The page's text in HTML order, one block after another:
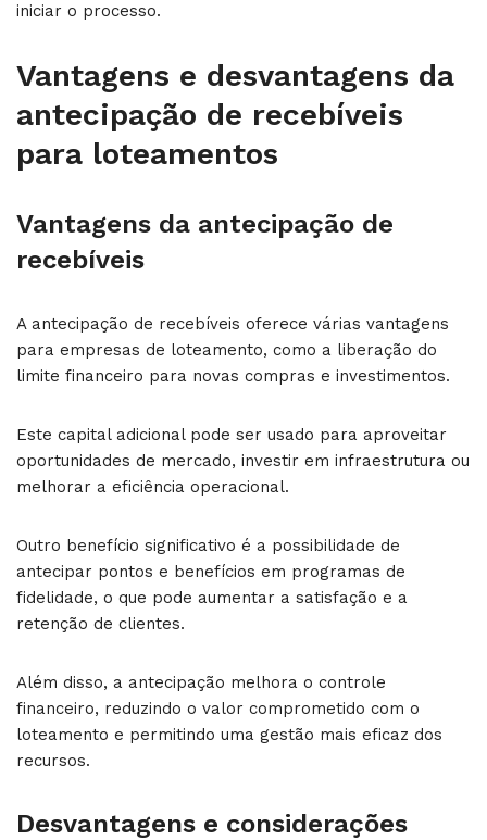
iniciar o processo.
Vantagens e desvantagens da
antecipação de recebíveis
para loteamentos
Vantagens da antecipação de
recebíveis
A antecipação de recebíveis oferece várias vantagens
para empresas de loteamento, como a liberação do
limite financeiro para novas compras e investimentos.
Este capital adicional pode ser usado para aproveitar
oportunidades de mercado, investir em infraestrutura ou
melhorar a eficiência operacional.
Outro benefício significativo é a possibilidade de
antecipar pontos e benefícios em programas de
fidelidade, o que pode aumentar a satisfação e a
retenção de clientes.
Além disso, a antecipação melhora o controle
financeiro, reduzindo o valor comprometido com o
loteamento e permitindo uma gestão mais eficaz dos
recursos.
Desvantagens e considerações